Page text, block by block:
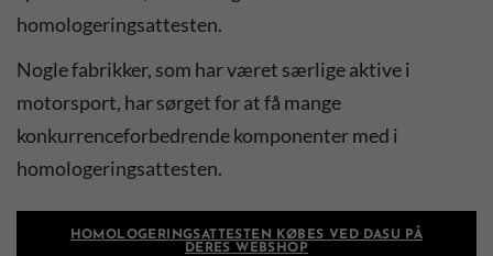
homologeringsattesten.
Nogle fabrikker, som har været særlige aktive i
motorsport, har sørget for at få mange
konkurrenceforbedrende komponenter med i
homologeringsattesten.
HOMOLOGERINGSATTESTEN KØBES VED DASU PÅ
DERES WEBSHOP